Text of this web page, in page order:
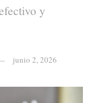
y
junio 2, 2026